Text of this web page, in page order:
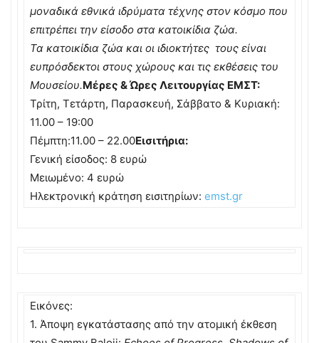
μοναδικά εθνικά ιδρύματα τέχνης στον κόσμο που
επιτρέπει την είσοδο στα κατοικίδια ζώα.
Τα κατοικίδια ζώα και οι ιδιοκτήτες τους είναι
ευπρόσδεκτοι στους χώρους και τις εκθέσεις του
Μουσείου.Μέρες & Ώρες Λειτουργίας ΕΜΣΤ:
Τρίτη, Τετάρτη, Παρασκευή, Σάββατο & Κυριακή:
11.00 – 19:00
Πέμπτη:11.00 – 22.00Εισιτήρια:
Γενική είσοδος: 8 ευρώ
Μειωμένο: 4 ευρώ
Ηλεκτρονική κράτηση εισιτηρίων: emst.gr
Εικόνες:
1. Άποψη εγκατάστασης από την ατομική έκθεση